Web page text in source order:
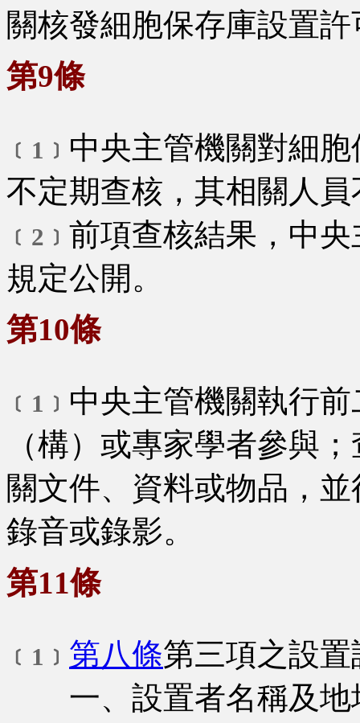
關核發細胞保存庫設置許
第9條
﹝1﹞ 中央主管機關對細
不定期查核，其相關人
﹝2﹞ 前項查核結果，中
規定公開。
第10條
﹝1﹞ 中央主管機關執行
（構）或專家學者參與
關文件、資料或物品，
錄音或錄影。
第11條
﹝1﹞ 第八條第三項之設
一、設置者名稱及地